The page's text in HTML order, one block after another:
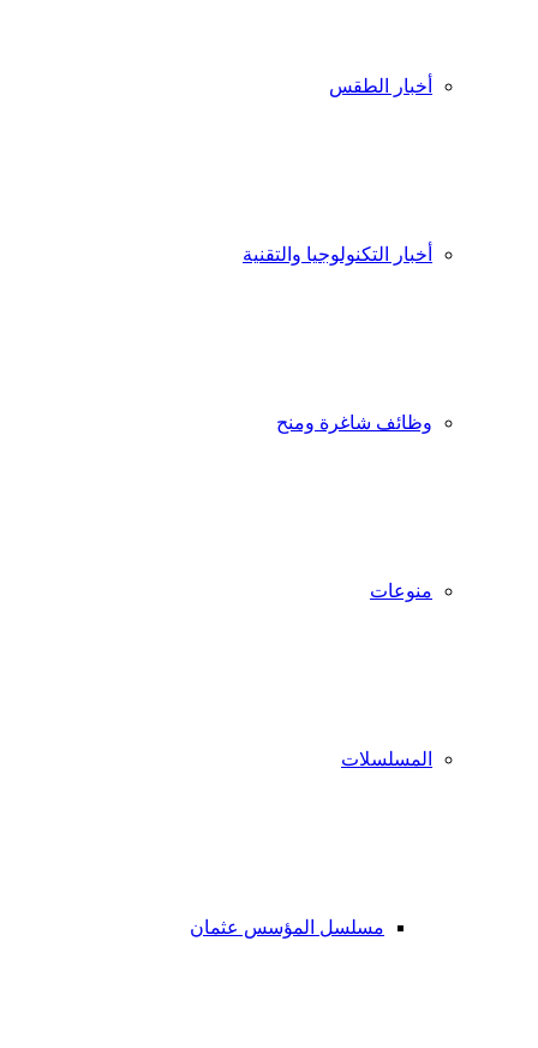
أخبار الطقس
أخبار التكنولوجيا والتقنية
وظائف شاغرة ومنح
منوعات
المسلسلات
مسلسل المؤسس عثمان